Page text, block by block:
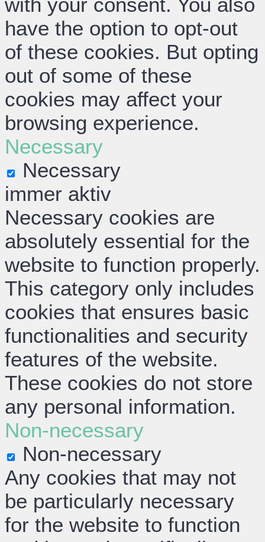
have the option to opt-out
of these cookies. But opting
out of some of these
cookies may affect your
browsing experience.
Necessary
Necessary
immer aktiv
Necessary cookies are
absolutely essential for the
website to function properly.
This category only includes
cookies that ensures basic
functionalities and security
features of the website.
These cookies do not store
any personal information.
Non-necessary
Non-necessary
Any cookies that may not
be particularly necessary
for the website to function